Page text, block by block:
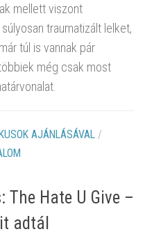
mellett viszont
traumatizált lelket,
túl is vannak pár
még csak most
AJÁNLÁSÁVAL /
The Hate U Give –
adtál